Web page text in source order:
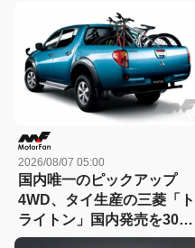
2026/08/07 05:00
国内唯一のピックアップ
4WD、タイ生産の三菱「ト
ライトン」国内発売を300
万台限定/294万円で06年に